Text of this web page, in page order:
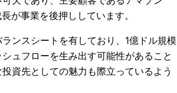
が事業を後押ししています。
ンスシートを有しており、1億ドル規模
ュフローを生み出す可能性があること
資先としての魅力も際立っているよう